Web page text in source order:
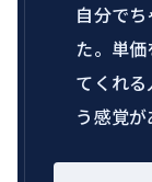
自分で
た。単
てくれ
う感覚が